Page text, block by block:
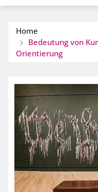
Home
Bedeutung von
Orientierung